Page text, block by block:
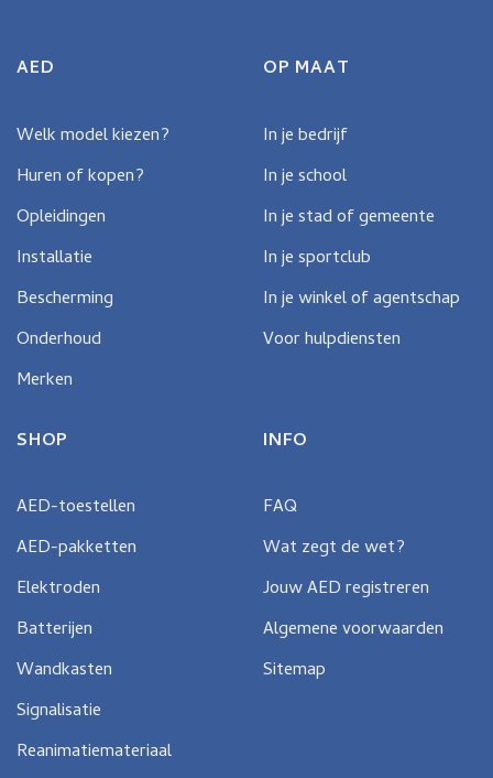
AED
Welk model kiezen?
Huren of kopen?
Opleidingen
Installatie
Bescherming
Onderhoud
Merken
OP MAAT
In je bedrijf
In je school
In je stad of gemeente
In je sportclub
In je winkel of agentschap
Voor hulpdiensten
SHOP
AED-toestellen
AED-pakketten
Elektroden
Batterijen
Wandkasten
Signalisatie
Reanimatiemateriaal
INFO
FAQ
Wat zegt de wet?
Jouw AED registreren
Algemene voorwaarden
Sitemap